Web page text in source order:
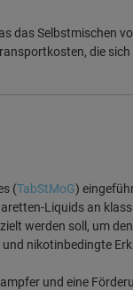
das Selbstmischen
die
(TabStMoG)
Liquids an
werden soll, um
nikotinbedingte
und eine